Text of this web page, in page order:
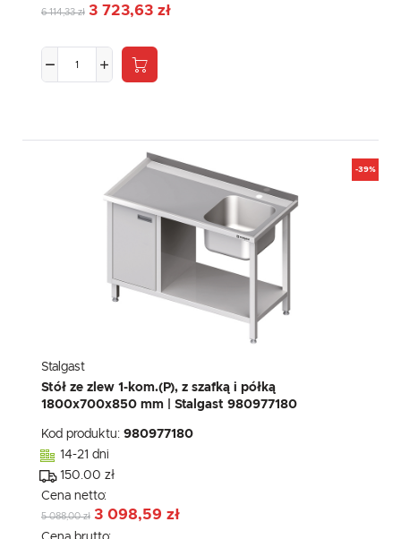
6 114,33 zł 3 723,63 zł
-39%
Stalgast
Stół ze zlew 1-kom.(P), z szafką i półką
1800x700x850 mm | Stalgast 980977180
Kod produktu: 980977180
14-21 dni
150.00 zł
Cena netto:
5 088,00 zł 3 098,59 zł